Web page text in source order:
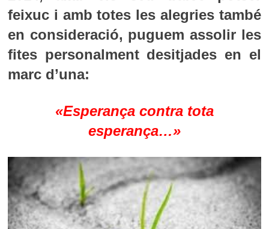
feixuc i amb totes les alegries també
en consideració, puguem assolir les
fites personalment desitjades en el
marc d’una:
«Esperança contra tota
esperança…»